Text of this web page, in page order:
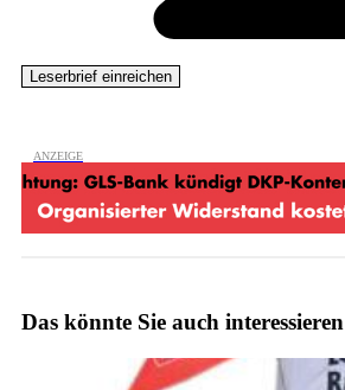
Das könnte Sie auch interessieren